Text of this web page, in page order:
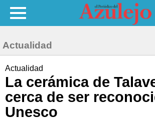
Actualidad
Actualidad
La cerámica de
cerca de ser
Unesco